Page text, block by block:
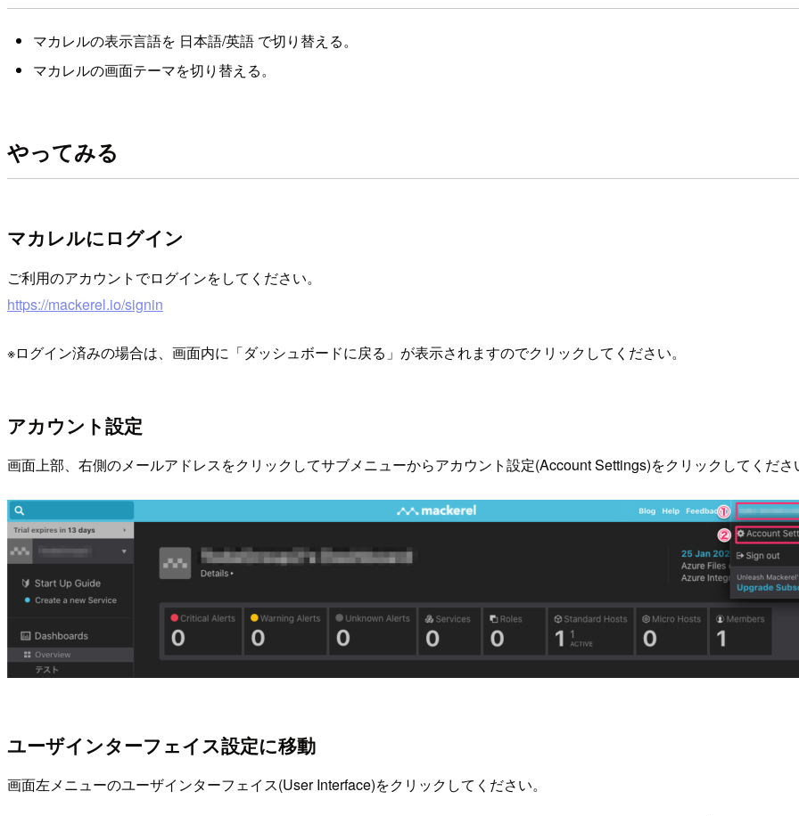
マカレルの表示言語を 日本語/英語 で切り替える。
マカレルの画面テーマを切り替える。
やってみる
マカレルにログイン
ご利用のアカウントでログインをしてください。
https://mackerel.io/signin
※ログイン済みの場合は、画面内に「ダッシュボードに戻る」が表示されますのでクリックしてください。
アカウント設定
画面上部、右側のメールアドレスをクリックしてサブメニューからアカウント設定(Account Settings)をクリックしてくださ
ユーザインターフェイス設定に移動
画面左メニューのユーザインターフェイス(User Interface)をクリックしてください。